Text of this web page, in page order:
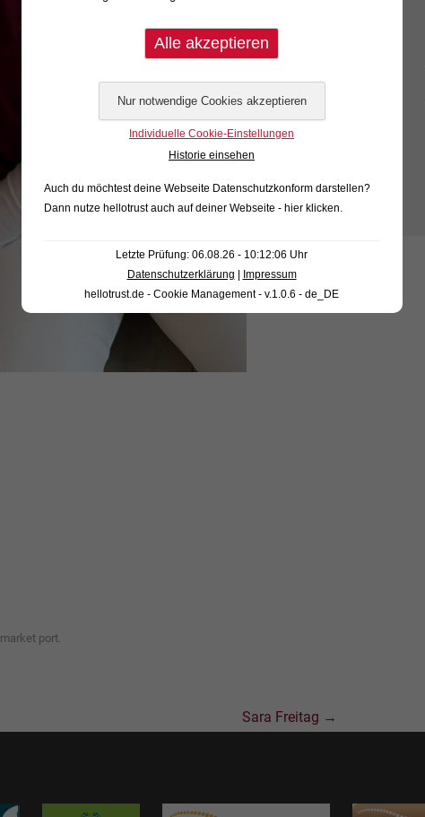
market port.
Sara Freitag →
Individuelle Cookie-Einstellungen
Historie einsehen
Auch du möchtest deine Webseite Datenschutzkonform darstellen?
Dann nutze hellotrust auch auf deiner Webseite - hier klicken
Letzte Prüfung: 06.08.26 - 10:12:06 Uhr
Datenschutzerklärung | Impressum
hellotrust.de - Cookie Management - v.1.0.6 - de_DE